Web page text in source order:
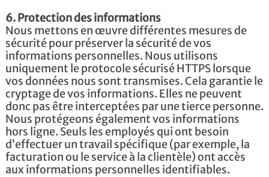
6. Protection des informations
Nous mettons en œuvre différentes mesures de
sécurité pour préserver la sécurité de vos
informations personnelles. Nous utilisons
uniquement le protocole sécurisé HTTPS lorsque
vos données nous sont transmises. Cela garantie le
cryptage de vos informations. Elles ne peuvent
donc pas être interceptées par une tierce personne.
Nous protégeons également vos informations
hors ligne. Seuls les employés qui ont besoin
d’effectuer un travail spécifique (par exemple, la
facturation ou le service à la clientèle) ont accès
aux informations personnelles identifiables.